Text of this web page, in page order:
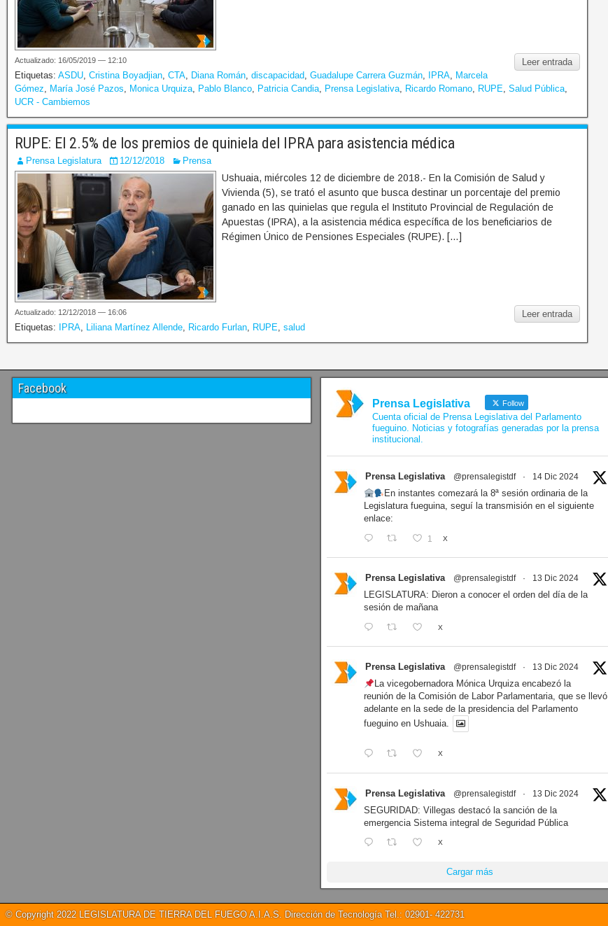
Leer entrada
Actualizado: 16/05/2019 — 12:10
Etiquetas: ASDU, Cristina Boyadjian, CTA, Diana Román, discapacidad, Guadalupe Carrera Guzmán, IPRA, Marcela
Gómez, María José Pazos, Monica Urquiza, Pablo Blanco, Patricia Candia, Prensa Legislativa, Ricardo Romano, RUPE, Salud Pública,
UCR - Cambiemos
RUPE: El 2.5% de los premios de quiniela del IPRA para asistencia médica
Prensa Legislatura 12/12/2018 Prensa
Ushuaia, miércoles 12 de diciembre de 2018.- En la Comisión de Salud y
Vivienda (5), se trató el asunto que busca destinar un porcentaje del premio
ganado en las quinielas que regula el Instituto Provincial de Regulación de
Apuestas (IPRA), a la asistencia médica específica de los beneficiarios de
Régimen Único de Pensiones Especiales (RUPE). […]
Leer entrada
Actualizado: 12/12/2018 — 16:06
Etiquetas: IPRA, Liliana Martínez Allende, Ricardo Furlan, RUPE, salud
Facebook
Prensa Legislativa Follow
Cuenta oficial de Prensa Legislativa del Parlamento
fueguino. Noticias y fotografías generadas por la prensa
institucional.
Prensa Legislativa @prensalegistdf · 14 Dic 2024
En instantes comezará la 8ª sesión ordinaria de la
Legislatura fueguina, seguí la transmisión en el siguiente
enlace:
1 X
Prensa Legislativa @prensalegistdf · 13 Dic 2024
LEGISLATURA: Dieron a conocer el orden del día de la
sesión de mañana
X
Prensa Legislativa @prensalegistdf · 13 Dic 2024
La vicegobernadora Mónica Urquiza encabezó la
reunión de la Comisión de Labor Parlamentaria, que se llevó
adelante en la sede de la presidencia del Parlamento
fueguino en Ushuaia.
X
Prensa Legislativa @prensalegistdf · 13 Dic 2024
SEGURIDAD: Villegas destacó la sanción de la
emergencia Sistema integral de Seguridad Pública
X
Cargar más
© Copyright 2022 LEGISLATURA DE TIERRA DEL FUEGO A.I.A.S. Dirección de Tecnología Tel.: 02901- 422731